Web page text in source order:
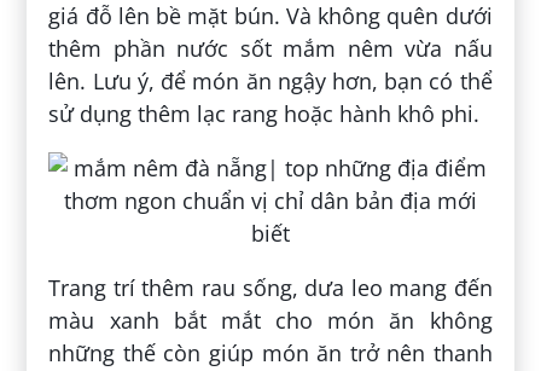
giá đỗ lên bề mặt bún. Và không quên dưới
thêm phần nước sốt mắm nêm vừa nấu
lên. Lưu ý, để món ăn ngậy hơn, bạn có thể
sử dụng thêm lạc rang hoặc hành khô phi.
Trang trí thêm rau sống, dưa leo mang đến
màu xanh bắt mắt cho món ăn không
những thế còn giúp món ăn trở nên thanh